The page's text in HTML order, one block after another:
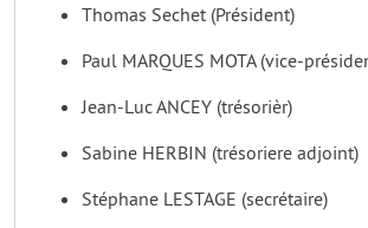
Thomas Sechet (Président)
Paul MARQUES MOTA (vice-
Jean-Luc ANCEY (trésorièr)
Sabine HERBIN (trésoriere adjoint)
Stéphane LESTAGE (secrétaire)